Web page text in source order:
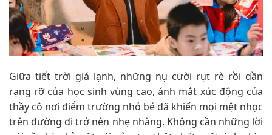
Giữa tiết trời giá lạnh, những nụ cười rụt rè rồi dần
rạng rỡ của học sinh vùng cao, ánh mắt xúc động của
thầy cô nơi điểm trường nhỏ bé đã khiến mọi mệt nhọc
trên đường đi trở nên nhẹ nhàng. Không cần những lời